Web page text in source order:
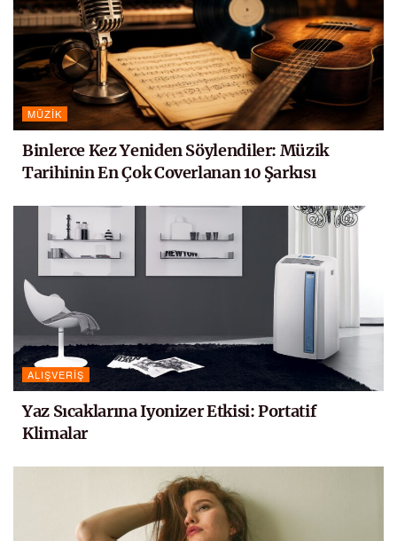
MÜZIK
Binlerce Kez Yeniden Söylendiler: Müzik
Tarihinin En Çok Coverlanan 10 Şarkısı
ALIŞVERIŞ
Yaz Sıcaklarına Iyonizer Etkisi: Portatif
Klimalar